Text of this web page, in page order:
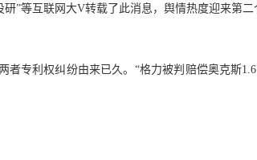
”等互联网大V转载了此消息，舆情热度迎来第二
者专利权纠纷由来已久。“格力被判赔偿奥克斯